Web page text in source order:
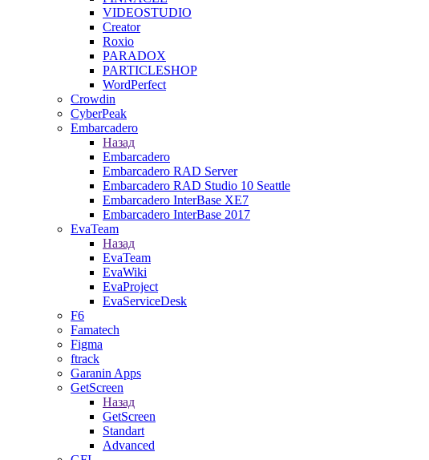
VIDEOSTUDIO
Creator
Roxio
PARADOX
PARTICLESHOP
WordPerfect
Crowdin
CyberPeak
Embarcadero
Назад
Embarcadero
Embarcadero RAD Server
Embarcadero RAD Studio 10 Seattle
Embarcadero InterBase XE7
Embarcadero InterBase 2017
EvaTeam
Назад
EvaTeam
EvaWiki
EvaProject
EvaServiceDesk
F6
Famatech
Figma
ftrack
Garanin Apps
GetScreen
Назад
GetScreen
Standart
Advanced